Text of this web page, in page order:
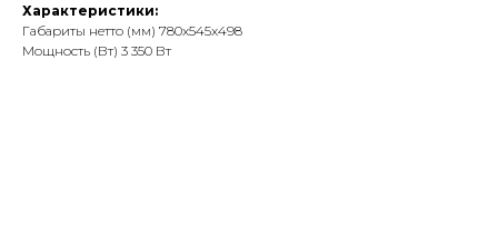
Характеристики:
Габариты нетто (мм) 780x545x498
Мощность (Вт) 3 350 Вт